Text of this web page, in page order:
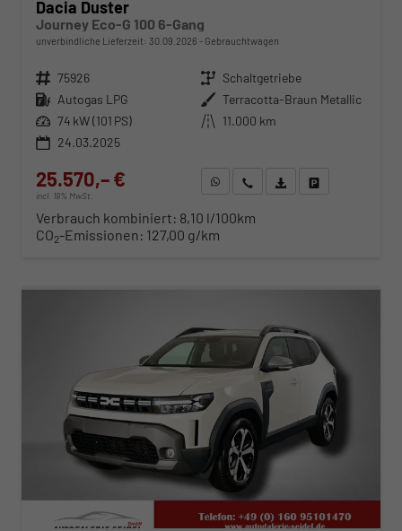
Dacia Duster
Journey Eco-G 100 6-Gang
unverbindliche Lieferzeit: 30.09.2026 Gebrauchtwagen
Fahrzeugnr. 75926 Getriebe Schaltgetriebe
Kraftstoff Autogas LPG Außenfarbe Terracotta-Braun Metallic
Leistung 74 kW (101 PS) Kilometerstand 11.000 km
24.03.2025
25.570,– €
incl. 19% MwSt.
WhatsApp anfragen
Wir rufen Sie anFahrzeugexposé (PDF)
Verbrauch kombiniert: 8,10 l/100km
CO2-Emissionen: 127,00 g/km